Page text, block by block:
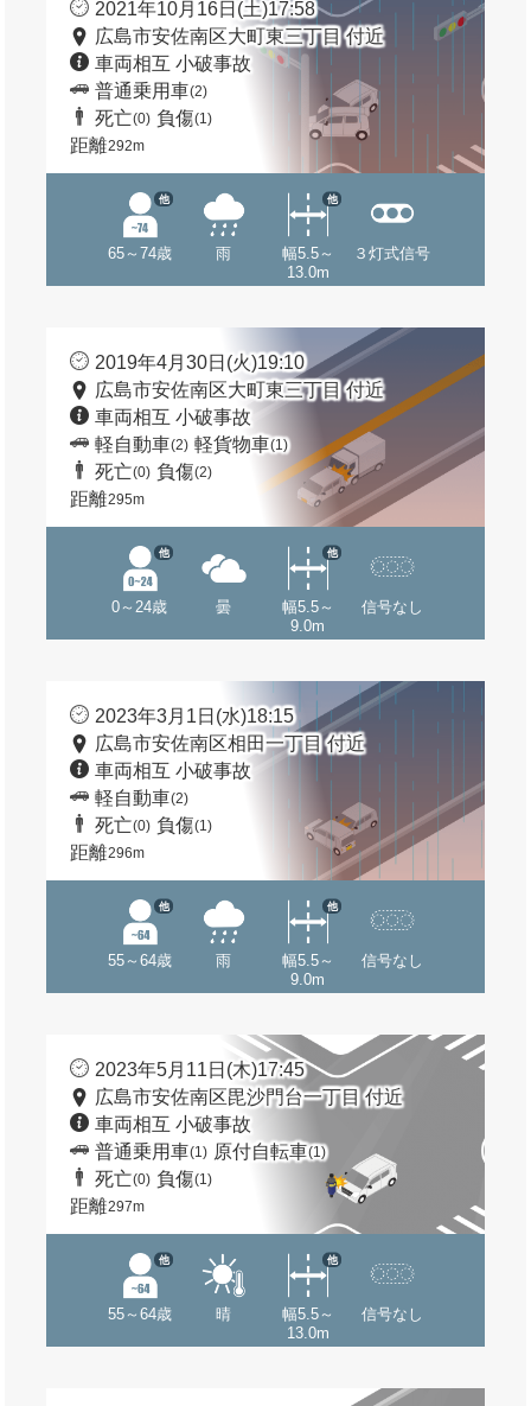
2021年10月16日(土)17:58
広島市安佐南区大町東三丁目 付近
車両相互 小破事故
普通乗用車(2)
死亡(0) 負傷(1)
距離292m
65～74歳
他
雨
幅5.5～
13.0m
他
３灯式信号
2019年4月30日(火)19:10
広島市安佐南区大町東三丁目 付近
車両相互 小破事故
軽自動車(2) 軽貨物車(1)
死亡(0) 負傷(2)
距離295m
0～24歳
他
曇
幅5.5～
9.0m
他
信号なし
2023年3月1日(水)18:15
広島市安佐南区相田一丁目 付近
車両相互 小破事故
軽自動車(2)
死亡(0) 負傷(1)
距離296m
55～64歳
他
雨
幅5.5～
9.0m
他
信号なし
2023年5月11日(木)17:45
広島市安佐南区毘沙門台一丁目 付近
車両相互 小破事故
普通乗用車(1) 原付自転車(1)
死亡(0) 負傷(1)
距離297m
55～64歳
他
晴
幅5.5～
13.0m
他
信号なし